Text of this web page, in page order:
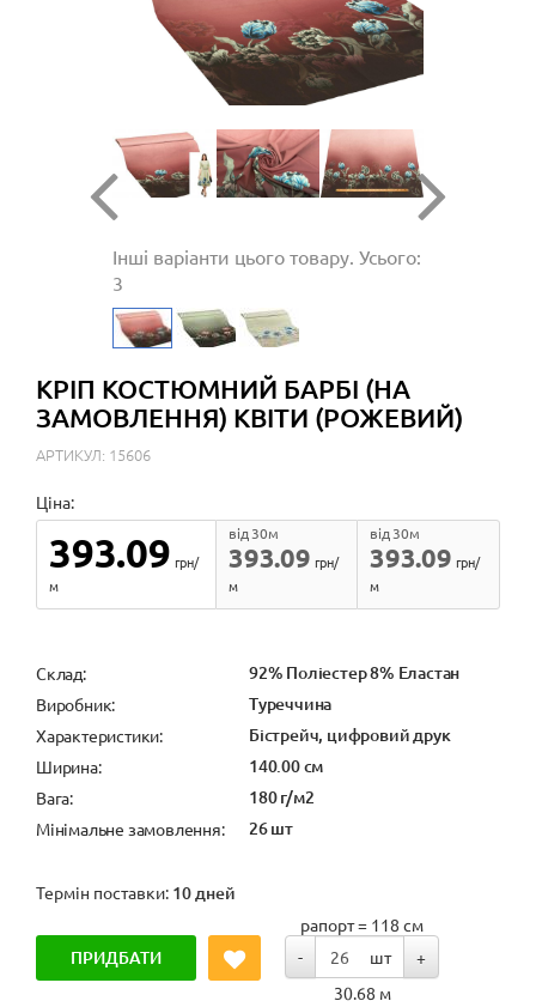
Інші варіанти цього товару. Усього:
3
КРІП КОСТЮМНИЙ БАРБІ (НА
ЗАМОВЛЕННЯ) КВІТИ (РОЖЕВИЙ)
АРТИКУЛ: 15606
Ціна:
393.09 грн/
м
393.09
від 30м
грн/
м
393.09
від 30м
грн/
м
Cклад: 92% Поліестер 8% Еластан
Виробник: Туреччина
Характеристики: Бістрейч, цифровий друк
Ширина: 140.00 см
Вага: 180 г/м2
Мінімальне замовлення: 26 шт
Термін поставки: 10 дней
ПРИДБАТИ
рапорт = 118 см
-
шт
+
30.68 м